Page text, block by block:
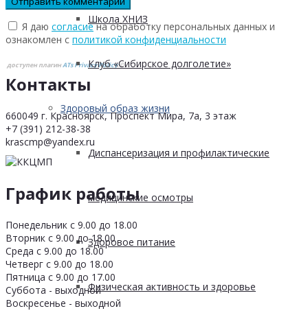
Школа ХНИЗ
Клуб «Сибирское долголетие»
Здоровый образ жизни
Диспансеризация и профилактические
медицинские осмотры
Здоровое питание
Физическая активность и здоровье
Я даю согласиена обработку персональных данных и
ознакомлен с политикой конфиденциальности
доступен плагинATs Privacy Policy©
Контакты
660049 г. Красноярск, Проспект Мира, 7а, 3 этаж
+7 (391) 212-38-38
krascmp@yandex.ru
График работы
Понедельник с 9.00 до 18.00
Вторник с 9.00 до 18.00
Среда с 9.00 до 18.00
Четверг с 9.00 до 18.00
Пятница с 9.00 до 17.00
Суббота - выходной
Воскресенье - выходной